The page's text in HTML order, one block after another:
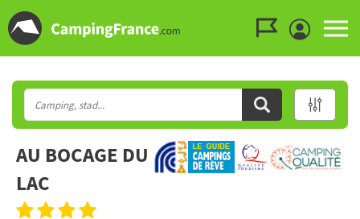
AU BOCAGE DU
LAC